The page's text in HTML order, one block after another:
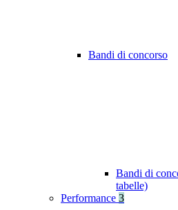
Bandi di concorso
Bandi di
tabelle)
Performance 3